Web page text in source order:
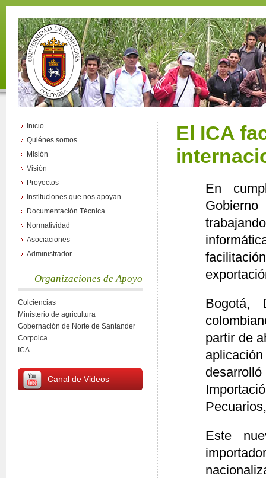
Inicio
Quiénes somos
Misión
Visión
Proyectos
Instituciones que nos apoyan
Documentación Técnica
Normatividad
Asociaciones
Administrador
Organizaciones de Apoyo
Colciencias
Ministerio de agricultura
Gobernación de Norte de Santander
Corpoica
ICA
Canal de Videos
El ICA
En
Bogotá,
partir de
Este